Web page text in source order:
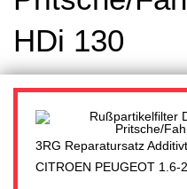
HDi 130
3RG Reparatursatz
CITROEN PEUGEOT 1.6-